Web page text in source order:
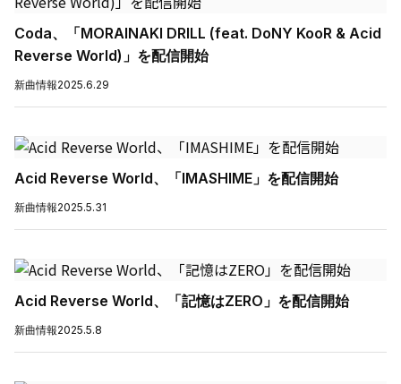
Coda、「MORAINAKI DRILL (feat. DoNY KooR & Acid
Reverse World)」を配信開始
新曲情報2025.6.29
Acid Reverse World、「IMASHIME」を配信開始
新曲情報2025.5.31
Acid Reverse World、「記憶はZERO」を配信開始
新曲情報2025.5.8